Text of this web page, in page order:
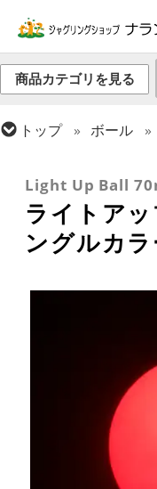
商品カテゴリを見る
トップ ボール
Light Up Ball
ライトア
ングルカラ